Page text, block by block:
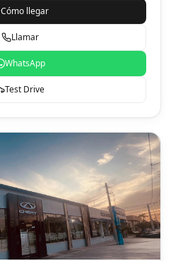
Cómo llegar
Llamar
WhatsApp
Test Drive